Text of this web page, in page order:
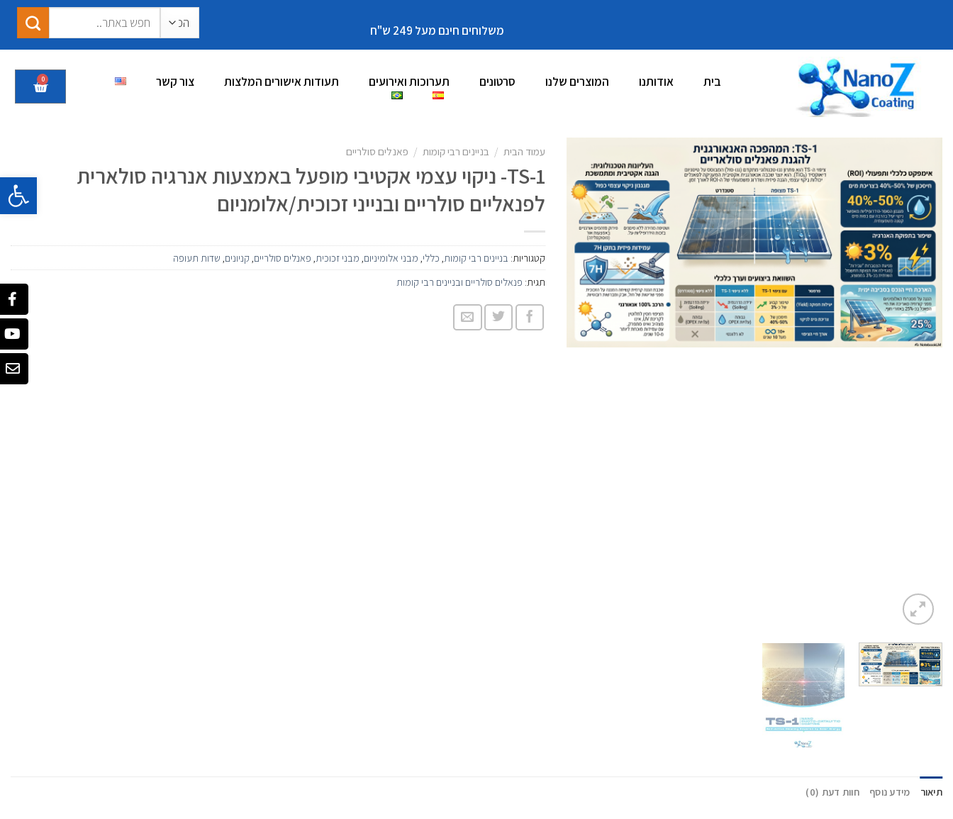
משלוחים חינם מעל 249 ש"ח
בית אודותנו המוצרים שלנו סרטונים תערוכות ואירועים תעודות אישורים המלצות צור קשר 0
עמוד הבית / בניינים רבי קומות / פאנלים סולריים
TS-1- ניקוי עצמי אקטיבי מופעל באמצעות אנרגיה סולארית
לפנאליים סולריים ובנייני זכוכית/אלומניום
קטגוריות: בניינים רבי קומות, כללי, מבני אלומיניום, מבני זכוכית, פאנלים סולריים, קניונים, שדות תעופה
תגית: פנאלים סולריים ובניינים רבי קומות
תיאור מידע נוסף חוות דעת (0)
פתח